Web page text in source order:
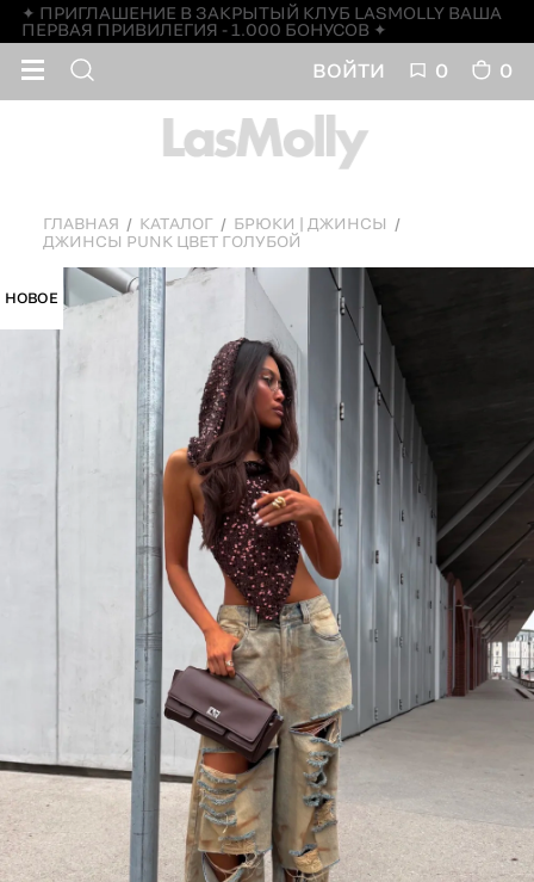
✦ ПРИГЛАШЕНИЕ В ЗАКРЫТЫЙ КЛУБ LASMOLLY ВАША
ПЕРВАЯ ПРИВИЛЕГИЯ - 1.000 БОНУСОВ ✦
ВОЙТИ 0 0
ГЛАВНАЯ КАТАЛОГ
БРЮКИ | ДЖИНСЫ
ДЖИНСЫ PUNK ЦВЕТ ГОЛУБОЙ
НОВОЕ